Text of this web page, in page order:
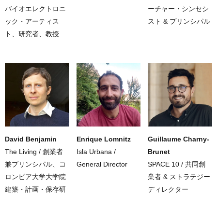
バイオエレクトロニ
ック・アーティス
ト、研究者、教授
ーチャー・シンセシ
スト & プリンシパル
David Benjamin
The Living / 創業者
兼プリンシパル、コ
ロンビア大学大学院
建築・計画・保存研
Enrique Lomnitz
Isla Urbana /
General Director
Guillaume Charny-
Brunet
SPACE 10 / 共同創
業者 & ストラテジー
ディレクター